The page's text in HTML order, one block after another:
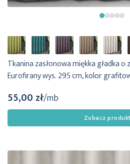
Tkanina zasłonowa miękka gładka
Eurofirany wys. 295 cm, kolor
55,00 zł/mb
Zobacz produkt